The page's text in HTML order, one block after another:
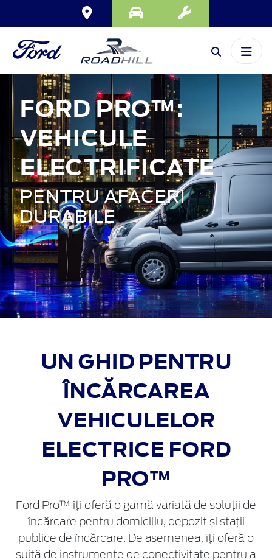
FORD PRO™:
VEHICULE
ELECTRIFICATE
PENTRU AFACERI
DURABILE
UN GHID PENTRU
ÎNCĂRCAREA
VEHICULELOR
ELECTRICE FORD
PRO™
Ford Pro™ îți oferă o gamă variată de soluții de
încărcare pentru domiciliu, depozit și stații
publice de încărcare. De asemenea, îți oferă o
suită de instrumente de conectivitate pentru a